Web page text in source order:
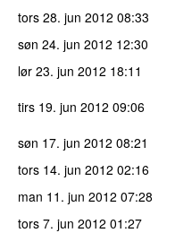
tors 28. jun 2012 08:33
søn 24. jun 2012 12:30
lør 23. jun 2012 18:11
tirs 19. jun 2012 09:06
søn 17. jun 2012 08:21
tors 14. jun 2012 02:16
man 11. jun 2012 07:28
tors 7. jun 2012 01:27